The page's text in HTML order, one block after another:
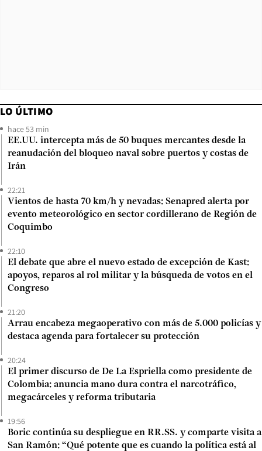
LO ÚLTIMO
hace 53 min
EE.UU. intercepta más de 50 buques mercantes desde la
reanudación del bloqueo naval sobre puertos y costas de
Irán
22:21
Vientos de hasta 70 km/h y nevadas: Senapred alerta por
evento meteorológico en sector cordillerano de Región de
Coquimbo
22:10
El debate que abre el nuevo estado de excepción de Kast:
apoyos, reparos al rol militar y la búsqueda de votos en el
Congreso
21:20
Arrau encabeza megaoperativo con más de 5.000 policías y
destaca agenda para fortalecer su protección
20:24
El primer discurso de De La Espriella como presidente de
Colombia: anuncia mano dura contra el narcotráfico,
megacárceles y reforma tributaria
19:56
Boric continúa su despliegue en RR.SS. y comparte visita a
San Ramón: “Qué potente que es cuando la política está al